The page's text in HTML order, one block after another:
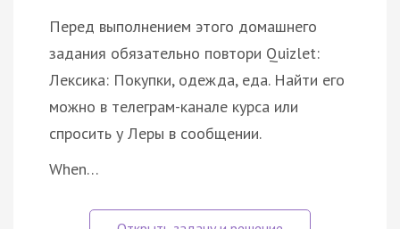
Перед выполнением этого домашнего
задания обязательно повтори Quizlet:
Лексика: Покупки, одежда, еда. Найти его
можно в телеграм-канале курса или
спросить у Леры в сообщении.
When…